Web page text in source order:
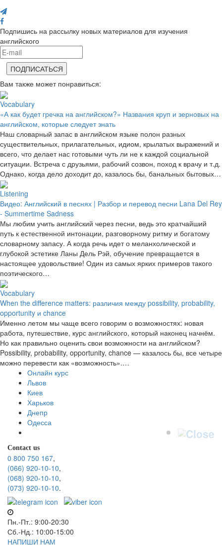
Подпишись на рассылку новых материалов для изучения
английского
Вам также может понравиться:
Vocabulary
«А как будет гречка на английском?» Названия круп и зерновых на
английском, которые следует знать
Наш словарный запас в английском языке полон разных
существительных, прилагательных, идиом, крылатых выражений и
всего, что делает нас готовыми чуть ли не к каждой социальной
ситуации. Встреча с друзьями, рабочий созвон, поход к врачу и т.д.
Однако, когда дело доходит до, казалось бы, банальных бытовых…
Listening
Видео: Английский в песнях | Разбор и перевод песни Lana Del Rey
- Summertime Sadness
Мы любим учить английский через песни, ведь это кратчайший
путь к естественной интонации, разговорному ритму и богатому
словарному запасу. А когда речь идет о меланхолической и
глубокой эстетике Ланы Дель Рэй, обучение превращается в
настоящее удовольствие! Один из самых ярких примеров такого
поэтического…
Vocabulary
When the difference matters: различия между possibility, probability,
opportunity и chance
Именно летом мы чаще всего говорим о возможностях: новая
работа, путешествие, курс английского, который наконец начнём.
Но как правильно оценить свои возможности на английском?
Possibility, probability, opportunity, chance — казалось бы, все четыре
можно перевести как «возможность».…
Онлайн курс
Львов
Киев
Харьков
Днепр
Одесса
Contact us
0 800 750 167,
(066) 920-10-10,
(068) 920-10-10,
(073) 920-10-10.
Пн.-Пт.: 9:00-20:30
Сб.-Нд.: 10:00-15:00
НАПИШИ НАМ